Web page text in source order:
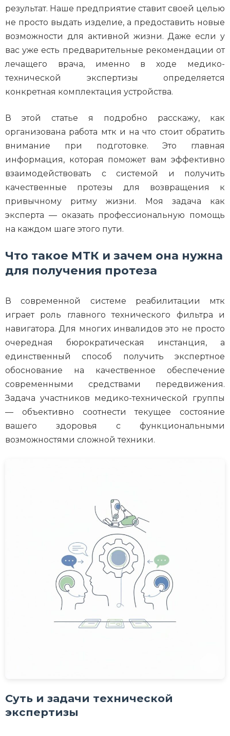
результат. Наше предприятие ставит своей целью
не просто выдать изделие, а предоставить новые
возможности для активной жизни. Даже если у
вас уже есть предварительные рекомендации от
лечащего врача, именно в ходе медико-
технической экспертизы определяется
конкретная комплектация устройства.
В этой статье я подробно расскажу, как
организована работа мтк и на что стоит обратить
внимание при подготовке. Это главная
информация, которая поможет вам эффективно
взаимодействовать с системой и получить
качественные протезы для возвращения к
привычному ритму жизни. Моя задача как
эксперта — оказать профессиональную помощь
на каждом шаге этого пути.
Что такое МТК и зачем она нужна
для получения протеза
В современной системе реабилитации мтк
играет роль главного технического фильтра и
навигатора. Для многих инвалидов это не просто
очередная бюрократическая инстанция, а
единственный способ получить экспертное
обоснование на качественное обеспечение
современными средствами передвижения.
Задача участников медико-технической группы
— объективно соотнести текущее состояние
вашего здоровья с функциональными
возможностями сложной техники.
Суть и задачи технической
экспертизы